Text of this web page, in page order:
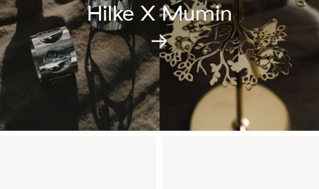
Hilke X Mumin
→